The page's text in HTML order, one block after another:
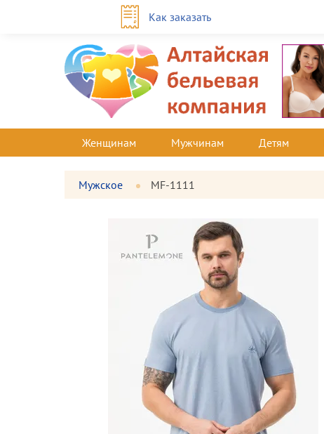
Как заказать
Женщинам Мужчинам Детям
Мужское MF-1111
Фотографии
товара